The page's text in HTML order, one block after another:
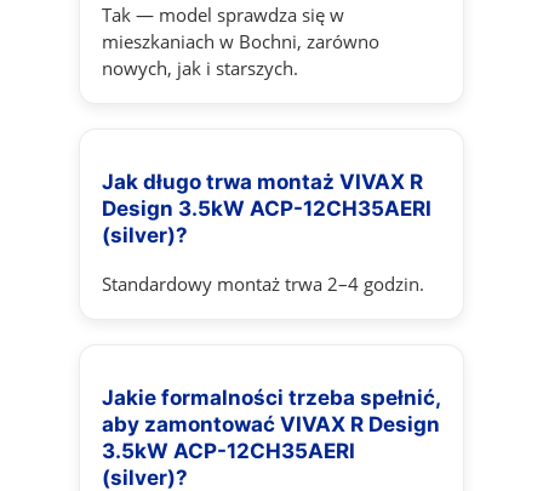
Tak — model sprawdza się w
mieszkaniach w Bochni, zarówno
nowych, jak i starszych.
Jak długo trwa montaż VIVAX R
Design 3.5kW ACP-12CH35AERI
(silver)?
Standardowy montaż trwa 2–4 godzin.
Jakie formalności trzeba spełnić,
aby zamontować VIVAX R Design
3.5kW ACP-12CH35AERI
(silver)?